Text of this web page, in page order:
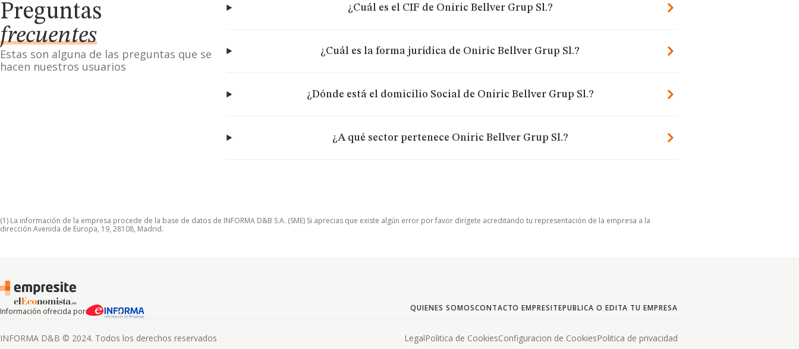
Preguntas
frecuentes
Estas son alguna de las preguntas que se
hacen nuestros usuarios
¿Cuál es el CIF de Oniric Bellver Grup Sl.?
¿Cuál es la forma jurídica de Oniric Bellver Grup Sl.?
¿Dónde está el domicilio Social de Oniric Bellver Grup Sl.?
¿A qué sector pertenece Oniric Bellver Grup Sl.?
(1) La información de la empresa procede de la base de datos de INFORMA D&B S.A. (SME) Si aprecias que existe algún error por favor dirígete acreditando tu representación de la empresa a la
dirección Avenida de Europa, 19, 28108, Madrid.
Información ofrecida por QUIENES SOMOSCONTACTO EMPRESITEPUBLICA O EDITA TU EMPRESA
INFORMA D&B © 2024. Todos los derechos reservados LegalPolitica de CookiesConfiguracion de CookiesPolitica de privacidad